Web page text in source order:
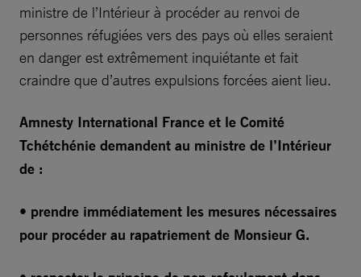
ministre de l’Intérieur à procéder au renvoi de
personnes réfugiées vers des pays où elles seraient
en danger est extrêmement inquiétante et fait
craindre que d’autres expulsions forcées aient lieu.
Amnesty International France et le Comité
Tchétchénie demandent au ministre de l’Intérieur
de :
• prendre immédiatement les mesures nécessaires
pour procéder au rapatriement de Monsieur G.